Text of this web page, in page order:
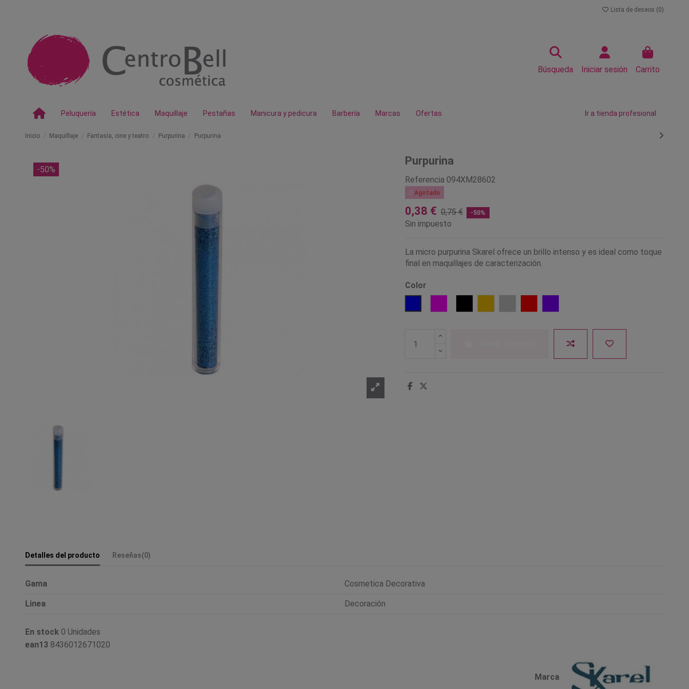
Lista de deseos (0)
Búsqueda Iniciar sesión Carrito
Peluquería Estética Maquillaje Pestañas Manicura y pedicura Barbería Marcas Ofertas Ir a tienda profesional
Inicio Maquillaje Fantasía, cine y teatro Purpurina Purpurina
-50%
Purpurina
Referencia 094XM28602
Agotado
0,38 € 0,75 € -50%
Sin impuesto
La micro purpurina Skarel ofrece un brillo intenso y es ideal como toque
final en maquillajes de caracterización.
Color
Detalles del producto Reseñas(0)
Gama Cosmetica Decorativa
Linea Decoración
Marca
En stock 0 Unidades
ean13 8436012671020